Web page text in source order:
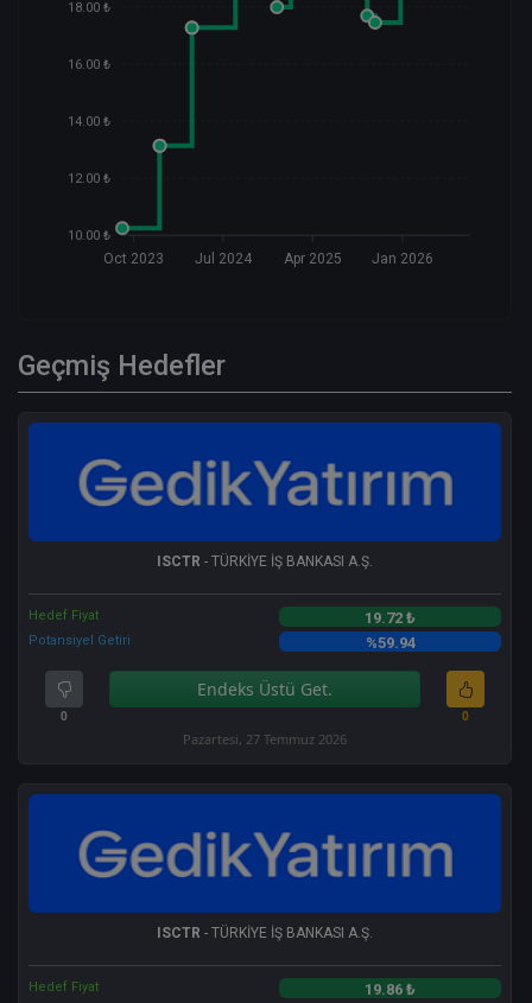
18.00 ₺
16.00 ₺
14.00 ₺
12.00 ₺
10.00 ₺
Oct 2023 Jul 2024 Apr 2025 Jan 2026
Geçmiş Hedefler
ISCTR - TÜRKİYE İŞ BANKASI A.Ş.
Hedef Fiyat 19.72 ₺
Potansiyel Getiri %59.94
0
Endeks Üstü Get.
0
Pazartesi, 27 Temmuz 2026
ISCTR - TÜRKİYE İŞ BANKASI A.Ş.
Hedef Fiyat 19.86 ₺